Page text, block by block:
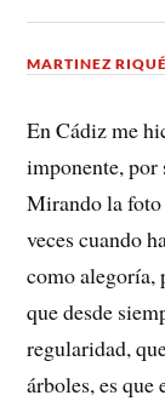
MARTINEZ RIQUÉ
En Cádiz me
imponente, por
Mirando la foto
veces cuando
como alegoría,
que desde
regularidad,
árboles, es